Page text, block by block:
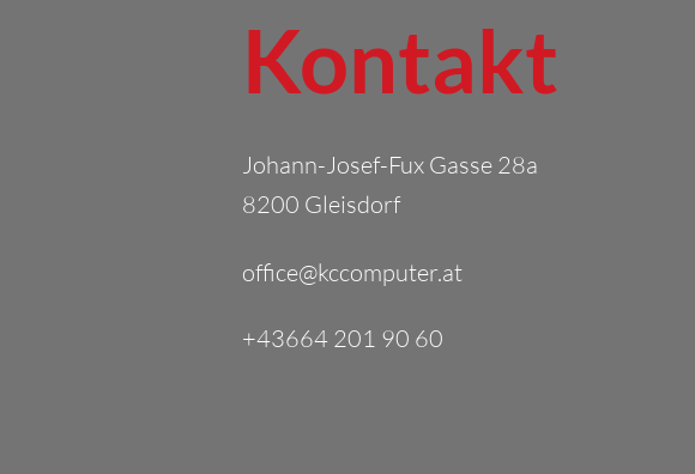
Kontakt
Johann-Josef-Fux Gasse 28a
8200 Gleisdorf
office@kccomputer.at
+43664 201 90 60